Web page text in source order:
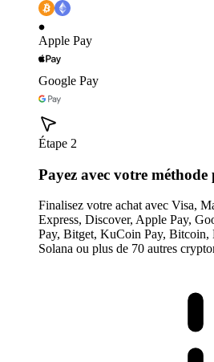
Apple Pay
Google Pay
Étape 2
Payez avec votre méthode
Finalisez votre achat avec Visa,
Express, Discover, Apple Pay,
Pay, Bitget, KuCoin Pay,
Solana ou plus de 70 autres